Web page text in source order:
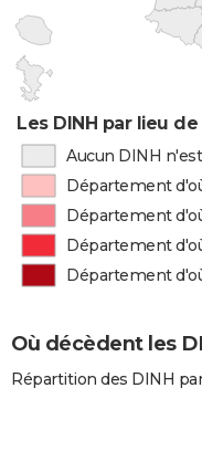
Les DINH par lieu
Aucun DINH
Département
Département
Département
Département
Où décèdent les
Répartition des DINH